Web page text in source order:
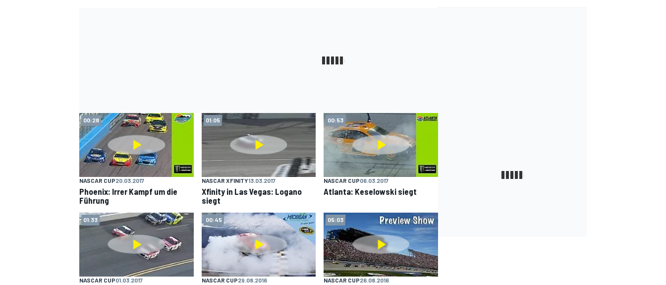
SPORTWAGEN
00:28
NASCAR CUP20.03.2017
Phoenix: Irrer Kampf um die
Führung
01:05
NASCAR XFINITY13.03.2017
Xfinity in Las Vegas: Logano
siegt
00:53
NASCAR CUP06.03.2017
Atlanta: Keselowski siegt
01:33
NASCAR CUP01.03.2017
00:45
NASCAR CUP29.08.2016
05:03
NASCAR CUP26.08.2016